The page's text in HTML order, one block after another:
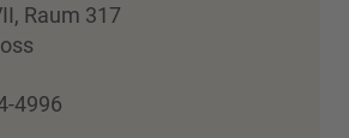
Raum 317
4996